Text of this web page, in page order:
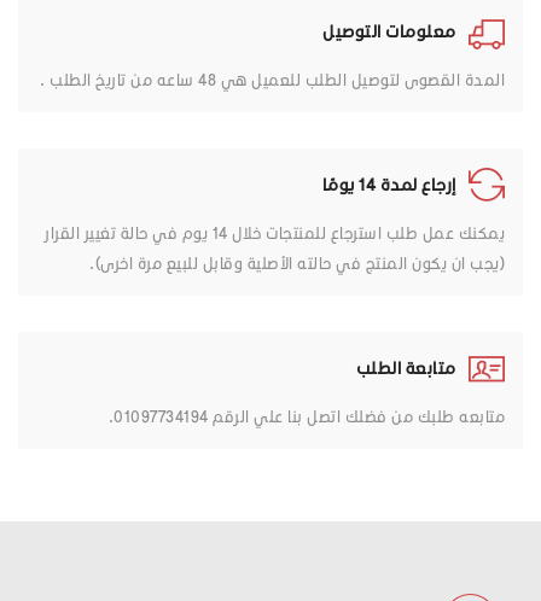
معلومات التوصيل
المدة القصوى لتوصيل الطلب للعميل هي 48 ساعه من تاريخ الطلب .
إرجاع لمدة 14 يومًا
يمكنك عمل طلب استرجاع للمنتجات خلال 14 يوم في حالة تغيير القرار
(يجب ان يكون المنتج في حالته الأصلية وقابل للبيع مرة اخرى).
متابعة الطلب
متابعه طلبك من فضلك اتصل بنا علي الرقم 01097734194.